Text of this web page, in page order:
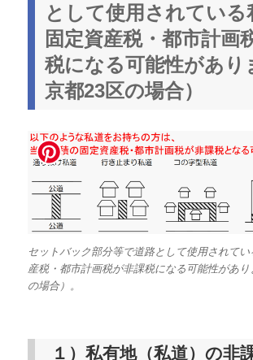
として使用されている
固定資産税・都市計画
税になる可能性があり
京都23区の場合）
セットバック部分等で道路として使用されて
産税・都市計画税が非課税になる可能性があ
の場合）。
１）私有地（私道）の非